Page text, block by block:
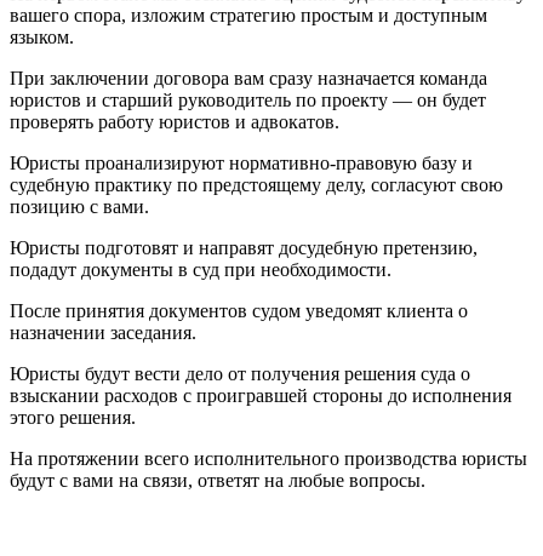
вашего спора, изложим стратегию простым и доступным
языком.
При заключении договора вам сразу назначается команда
юристов и старший руководитель по проекту — он будет
проверять работу юристов и адвокатов.
Юристы проанализируют нормативно-правовую базу и
судебную практику по предстоящему делу, согласуют свою
позицию с вами.
Юристы подготовят и направят досудебную претензию,
подадут документы в суд при необходимости.
После принятия документов судом уведомят клиента о
назначении заседания.
Юристы будут вести дело от получения решения суда о
взыскании расходов с проигравшей стороны до исполнения
этого решения.
На протяжении всего исполнительного производства юристы
будут с вами на связи, ответят на любые вопросы.